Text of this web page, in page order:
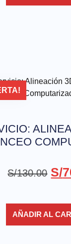
S/130.00 S/
AÑADIR AL